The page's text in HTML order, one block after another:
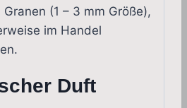
(1 – 3 mm Größe),
im Handel
Duft